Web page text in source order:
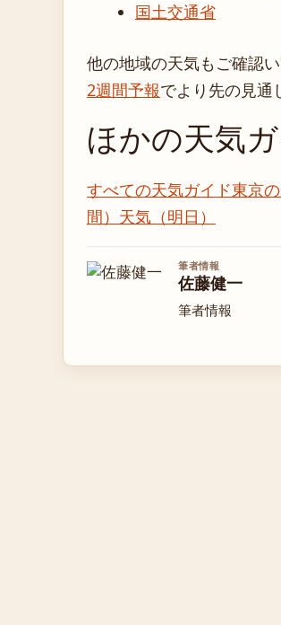
国土交通省
他の地域の天気もご確認い
2週間予報でより先の見通
ほかの天気
すべての天気ガイド東京
間） 天気（明日）
筆者情報
佐藤健一
筆者情報